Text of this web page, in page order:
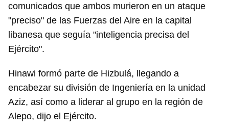
comunicados que ambos murieron en un ataque
"preciso" de las Fuerzas del Aire en la capital
libanesa que seguía "inteligencia precisa del
Ejército".
Hinawi formó parte de Hizbulá, llegando a
encabezar su división de Ingeniería en la unidad
Aziz, así como a liderar al grupo en la región de
Alepo, dijo el Ejército.